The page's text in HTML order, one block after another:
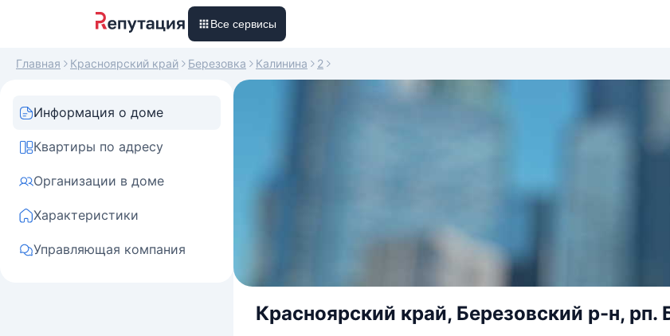
Все сервисы
Главная Красноярский край Березовка Калинина 2
Информация о доме
Квартиры по адресу
Организации в доме
Характеристики
Управляющая компания
Красноярский край, Березовский р-н, рп.